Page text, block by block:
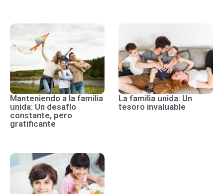
Manteniendo a la familia
unida: Un desafío
constante, pero
gratificante
La familia unida: Un
tesoro invaluable